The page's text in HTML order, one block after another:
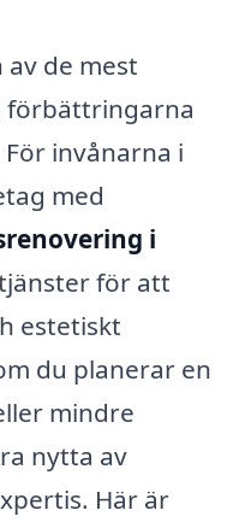
de mest
förbättringarna
invånarna i
med
i
för att
estetiskt
du planerar en
mindre
nytta av
Här är